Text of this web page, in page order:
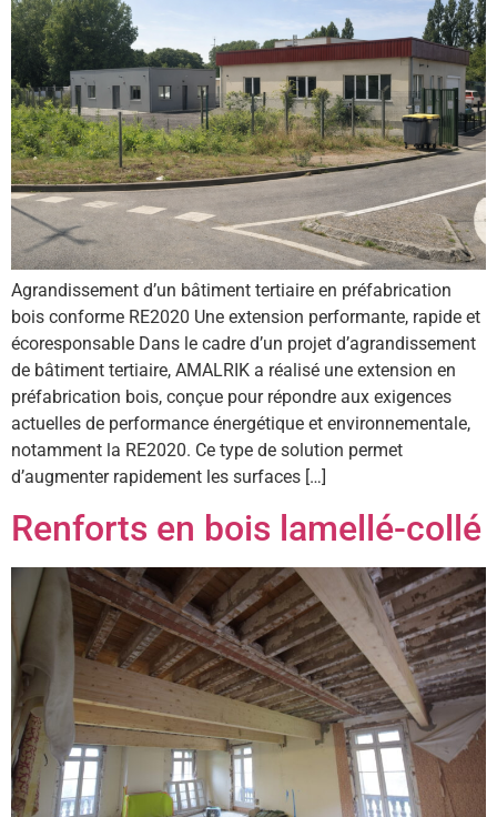
Agrandissement d’un bâtiment tertiaire en préfabrication
bois conforme RE2020 Une extension performante, rapide et
écoresponsable Dans le cadre d’un projet d’agrandissement
de bâtiment tertiaire, AMALRIK a réalisé une extension en
préfabrication bois, conçue pour répondre aux exigences
actuelles de performance énergétique et environnementale,
notamment la RE2020. Ce type de solution permet
d’augmenter rapidement les surfaces […]
Renforts en bois lamellé-collé